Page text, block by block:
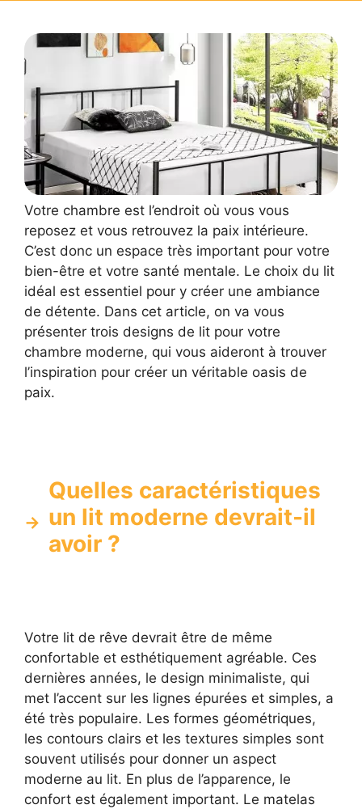
Votre chambre est l’endroit où vous vous
reposez et vous retrouvez la paix intérieure.
C’est donc un espace très important pour votre
bien-être et votre santé mentale. Le choix du lit
idéal est essentiel pour y créer une ambiance
de détente. Dans cet article, on va vous
présenter trois designs de lit pour votre
chambre moderne, qui vous aideront à trouver
l’inspiration pour créer un véritable oasis de
paix.
Quelles caractéristiques
un lit moderne devrait-il
avoir ?
Votre lit de rêve devrait être de même
confortable et esthétiquement agréable. Ces
dernières années, le design minimaliste, qui
met l’accent sur les lignes épurées et simples, a
été très populaire. Les formes géométriques,
les contours clairs et les textures simples sont
souvent utilisés pour donner un aspect
moderne au lit. En plus de l’apparence, le
confort est également important. Le matelas